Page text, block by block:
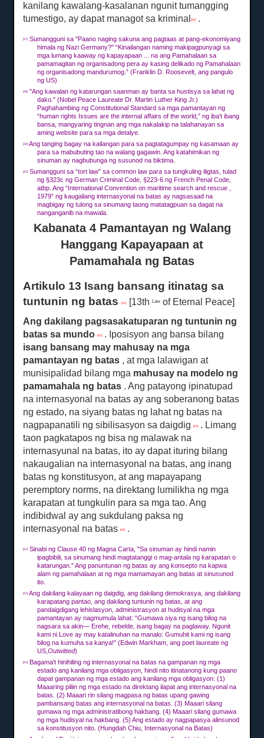
kanilang kawalang-kasalanan ngunit tumangging
tumestigo, ay dapat managot sa kriminal[40] .
[37]
Sumangguni sa "Paano naging sakuna ang pagtaas at pang-ekonomiyang
himala ng Nazi Germany?"“Kinailangan naming makipagpunyagi sa
mga lumang kaaway ng kapayapaan ... na ang Pamahalaan sa
pamamagitan ng organisadong pera ay kasing delikado ng Pamahalaan
ng organisadong mandurumog.”(Franklin D. Roosevelt, ang pangulo
ng US)
[38]
"Ang kawalan ng katarungan saanman ay banta sa hustisya sa lahat ng
dako."(Nobel Peace Laureate Dr. Martin Luther King Jr.)
Paghahambing ng Constitutional Standard sa mga pamantayan ng
“human rights Issues are the internal affairs of the world,” ng iba't ibang
bansa, mangyaring tingnan ang mga nakalakip na talahanayan sa
aming website para sa mga detalye.
[39] Ang tanging bagay na kailangan para sa pagtatagumpay ng kasamaan ay
para sa mabubuting tao na walang gagawin.Ang katahimikan ng
sinuman ay nagbubunga ng susunod na biktima.
[40]
Sumangguni sa “tort law” sa common law para sa tungkuling iligtas, tulad
ng §323c ng German Criminal Code, §223-6 ng French Penal Code,
atbp. Ang “International Convention on maritime search and rescue ,
1979” ng kaugaliang internasyonal na batas ay nagsasaad na
magbigay ng tulong sa sinumang taong matatagpuan sa dagat na
nanganganib na mawala.
Kabanata 4 Pamantayan ng Walang
Hanggang Kapayapaan at
Pamamahala ng Batas
Artikulo 13 Isang bansang itinatag sa
tuntunin ng batas[41] [13thLaw of Eternal Peace]
Ang dakilang pagsasakatuparan ng tuntunin ng
batas sa mundo[42] . Iposisyon ang bansa bilang
isang bansang may mahusay na mga
pamantayan ng batas , at mga lalawigan at
munisipalidad bilang mga mahusay na modelo ng
pamamahala ng batas .Ang patayong ipinatupad
na internasyonal na batas ay ang soberanong batas
ng estado, na siyang batas ng lahat ng batas na
nagpapanatili ng sibilisasyon sa daigdig[43] . Limang
taon pagkatapos ng bisa ng malawak na
internasyunal na batas, ito ay dapat ituring bilang
nakaugalian na internasyonal na batas, ang inang
batas ng konstitusyon, at ang mapayapang
peremptory norms, na direktang lumilikha ng mga
karapatan at tungkulin para sa mga tao.Ang
indibidwal ay ang sukdulang paksa ng
internasyonal na batas[44] .
[41]
Sinabi ng Clause 40 ng Magna Carta, "Sa sinuman ay hindi namin
ipagbibili, sa sinumang hindi magtatanggi o mag-antala ng karapatan o
katarungan."Ang panuntunan ng batas ay ang konsepto na kapwa
alam ng pamahalaan at ng mga mamamayan ang batas at sinusunod
ito.
[42] Ang dakilang kalayaan ng daigdig, ang dakilang demokrasya, ang dakilang
karapatang pantao, ang dakilang tuntunin ng batas, at ang
pandaigdigang lehislasyon, administrasyon at hudisyal na mga
pamantayan ay nagmumula lahat: “Gumawa siya ng isang bilog na
nagsara sa akin— Erehe, rebelde, isang bagay na paglaway.Ngunit
kami ni Love ay may katalinuhan na manalo: Gumuhit kami ng isang
bilog na kumuha sa kanya!"(Edwin Markham, ang poet laureate ng
US,Outwitted)
[43]
Bagama't hinihiling ng internasyonal na batas na gampanan ng mga
estado ang kanilang mga obligasyon, hindi nito itinatanong kung paano
dapat gampanan ng mga estado ang kanilang mga obligasyon: (1)
Maaaring piliin ng mga estado na direktang ilapat ang internasyonal na
batas.(2) Maaari rin silang magpasa ng batas upang gawing
pambansang batas ang internasyonal na batas.(3) Maaari silang
gumawa ng mga administratibong hakbang.(4) Maaari silang gumawa
ng mga hudisyal na hakbang.(5) Ang estado ay nagpapasya alinsunod
sa konstitusyon nito.(Hungdah Chiu, Internasyonal na Batas)